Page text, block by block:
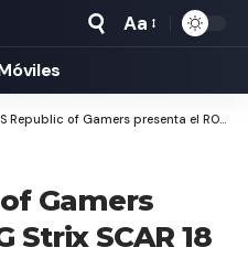
Tamaño
Aa
of Gamers presenta el ROG Strix SCAR 18 2026
Gamers
Strix SCAR 18